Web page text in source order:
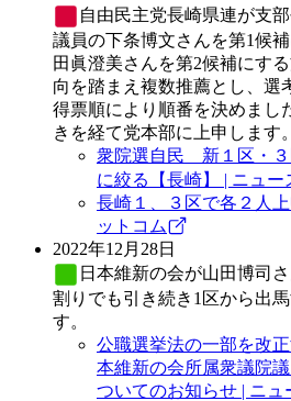
自由民主党長崎県連が支
議員の下条博文さんを第1候
田眞澄美さんを第2候補にす
向を踏まえ複数推薦とし、選
得票順により順番を決めまし
きを経て党本部に上申します。
衆院選自民 新１区・３
に絞る【長崎】 | ニュ
長崎１、３区で各２人
ットコム
2022年12月28日
日本維新の会が山田博司
割りでも引き続き1区から出
す。
公職選挙法の一部を改
本維新の会所属衆議院
ついてのお知らせ | ニ